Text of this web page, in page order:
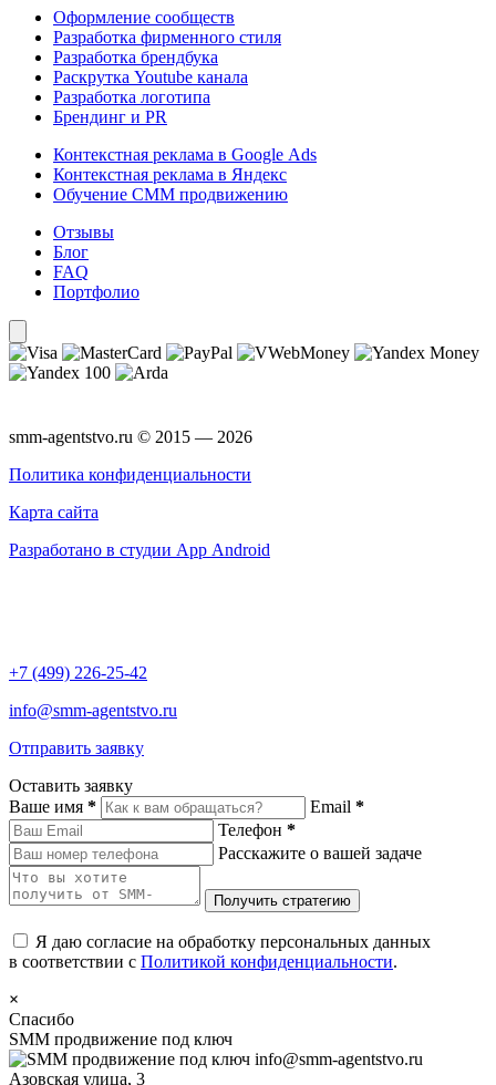
Оформление сообществ
Разработка фирменного стиля
Разработка брендбука
Раскрутка Youtube канала
Разработка логотипа
Брендинг и PR
Контекстная реклама в Google Ads
Контекстная реклама в Яндекс
Обучение СММ продвижению
Отзывы
Блог
FAQ
Портфолио
smm-agentstvo.ru © 2015 — 2026
Политика конфиденциальности
Карта сайта
Разработано в студии App Android
+7 (499) 226-25-42
info@smm-agentstvo.ru
Отправить заявку
Оставить заявку
Ваше имя * Email *
Телефон *
Расскажите о вашей задаче
Я даю согласие на обработку персональных данных
в соответствии с Политикой конфиденциальности.
×
Спасибо
SMM продвижение под ключ
info@smm-agentstvo.ru
Азовская улица, 3